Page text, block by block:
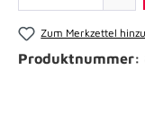
Zum Merkzettel
Produktnummer: